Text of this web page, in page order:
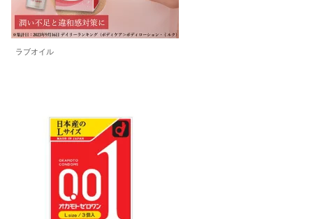
ラブオイル